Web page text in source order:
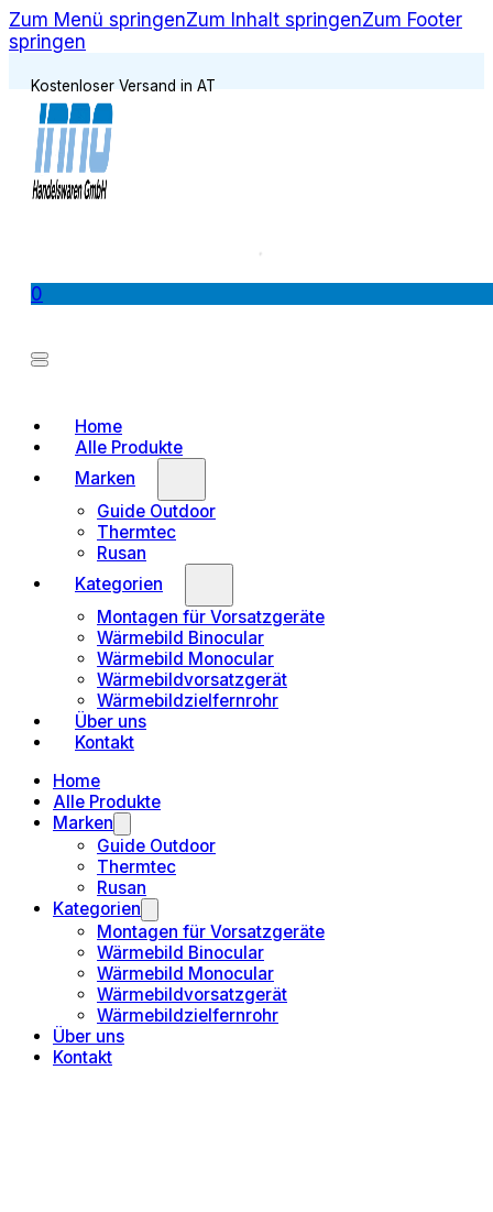
Zum Menü springenZum Inhalt springenZum Footer
springen
Kostenloser Versand in AT
0
Home
Alle Produkte
Marken
Guide Outdoor
Thermtec
Rusan
Kategorien
Montagen für Vorsatzgeräte
Wärmebild Binocular
Wärmebild Monocular
Wärmebildvorsatzgerät
Wärmebildzielfernrohr
Über uns
Kontakt
Home
Alle Produkte
Marken
Guide Outdoor
Thermtec
Rusan
Kategorien
Montagen für Vorsatzgeräte
Wärmebild Binocular
Wärmebild Monocular
Wärmebildvorsatzgerät
Wärmebildzielfernrohr
Über uns
Kontakt